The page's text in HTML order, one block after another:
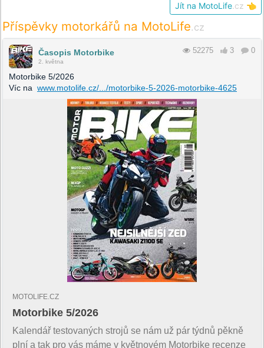
Jít na MotoLife .cz 👈
Příspěvky motorkářů na MotoLife.cz
Časopis Motorbike
2. května
52275 3 0
Motorbike 5/2026
Víc na www.motolife.cz/.../motorbike-5-2026-motorbike-4625
MOTOLIFE.CZ
Motorbike 5/2026
Kalendář testovaných strojů se nám už pár týdnů pěkně
plní a tak pro vás máme v květnovém Motorbike recenze